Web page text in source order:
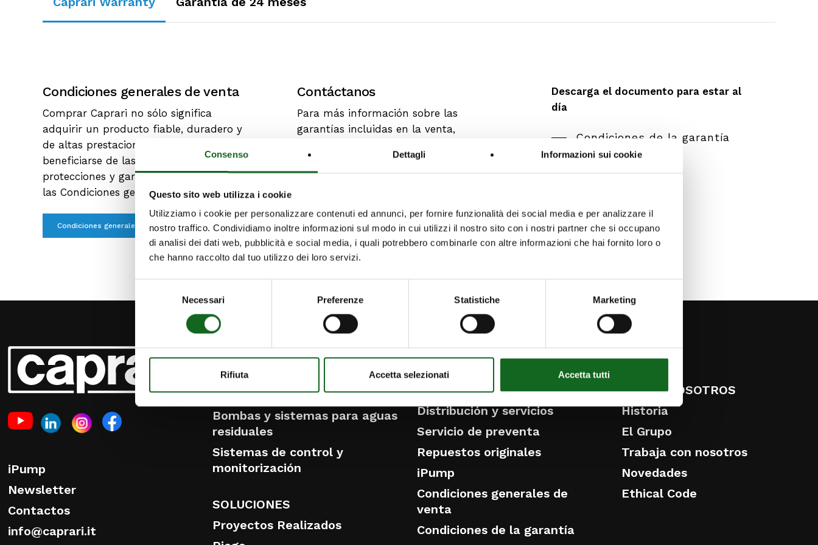
Consenso Dettagli Informazioni sui cookie
Questo sito web utilizza i cookie
Utilizziamo i cookie per personalizzare contenuti ed annunci, per fornire funzionalità dei social media e per analizzare il
nostro traffico. Condividiamo inoltre informazioni sul modo in cui utilizzi il nostro sito con i nostri partner che si occupano
di analisi dei dati web, pubblicità e social media, i quali potrebbero combinarle con altre informazioni che hai fornito loro o
che hanno raccolto dal tuo utilizzo dei loro servizi.
del
Necessari Preferenze Statistiche Marketing
Rifiuta Accetta selezionati Accetta tutti
Condiciones generales de venta
Comprar Caprari no sólo significa
adquirir un producto fiable, duradero y
de altas prestaciones, sino también
beneficiarse de las ventajosas
protecciones y garantías previstas en
las Condiciones generales de venta.
Condiciones generales de venta
Contáctanos
Para más información sobre las
garantías incluidas en la venta,
en nuestro sitio web o ponte en
contacto con nosotros.
Contáctanos
Descarga el documento para estar al
día
Condiciones de la garantía
iPump
Newsletter
Contactos
info@caprari.it
PRODUCTOS
Bombas y motores sumergidos
Bombas de superficie
Bombas y sistemas para aguas
residuales
Sistemas de control y
monitorización
SOLUCIONES
Proyectos Realizados
INNOVACIÓN
DISTRIBUCIÓN Y SERVICIOS
Distribución y servicios
Servicio de preventa
Repuestos originales
iPump
Condiciones generales de
venta
Condiciones de la garantía
SOBRE NOSOTROS
Historia
El Grupo
Trabaja con nosotros
Novedades
Ethical Code